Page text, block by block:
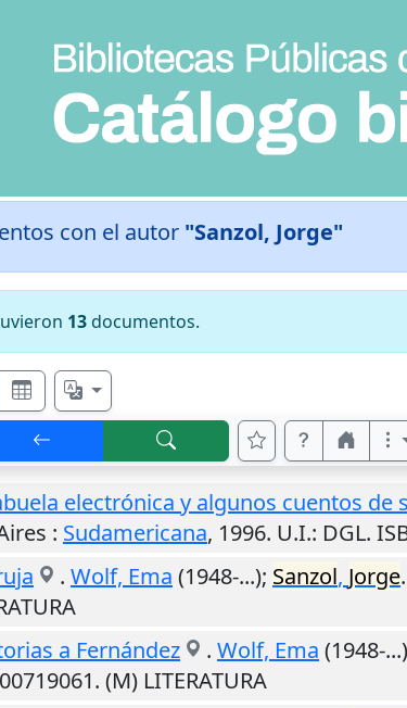
con el autor "Sanzol, Jorge"
13documentos.
electrónica y algunos cuentos de
: Sudamericana, 1996. U.I.: DGL.
. Wolf, Ema (1948-...); Sanzol, Jorge.
a Fernández
. Wolf, Ema (1948-
(M) LITERATURA